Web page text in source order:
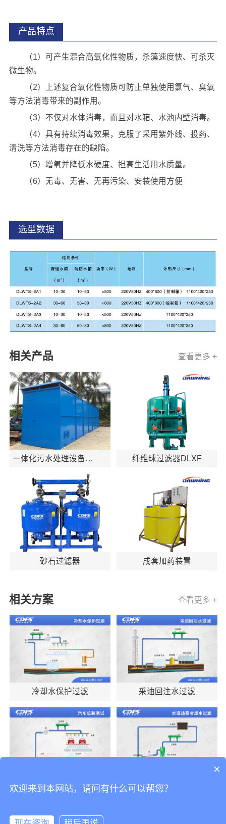
产品特点
（1）可产生混合高氧化性物质，杀藻速度快、可杀灭
微生物。
（2）上述复合氧化性物质可防止单独使用氯气、臭氧
等方法消毒带来的副作用。
（3）不仅对水体消毒，而且对水箱、水池内壁消毒。
（4）具有持续消毒效果，克服了采用紫外线、投药、
清洗等方法消毒存在的缺陷。
（5）增氧并降低水硬度、担高生活用水质量。
（6）无毒、无害、无再污染、安装使用方便
选型数据
相关产品 查看更多 +
一体化污水处理设备
纤维球过滤器DLXF
砂石过滤器 成套加药装置
相关方案 查看更多 +
冷却水保护过滤 采油回注水过滤
汽车总装测试 水源热泵冷却水过滤
×
欢迎来到本网站，请问有什么可以帮您？